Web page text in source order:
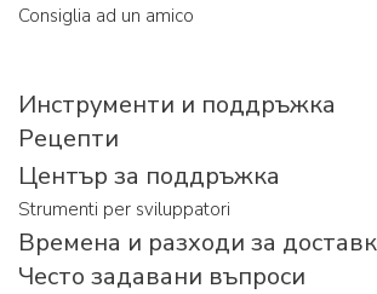
Consiglia ad un amico
Инструменти и поддръжка
Рецепти
Център за поддръжка
Strumenti per sviluppatori
Времена и разходи за
Често задавани въпроси